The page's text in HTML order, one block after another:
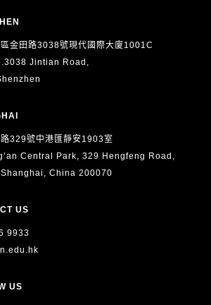
金田路3038號現代國際大廈1001C
Jintian Road,
329號中港匯靜安1903室
Central Park, 329 Hengfeng Road,
China 200070
US
9933
US